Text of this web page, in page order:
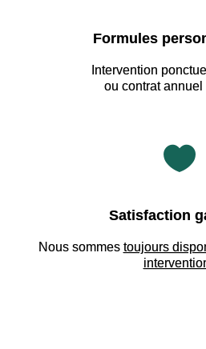
Formules
Intervention
ou contrat annuel

Satisfaction
Nous sommes toujours